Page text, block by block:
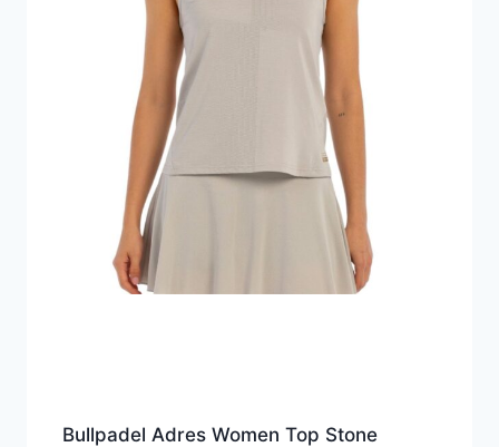
Bullpadel Adres Women Top Stone